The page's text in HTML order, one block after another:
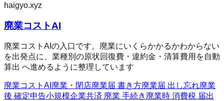
haigyo.xyz
廃業コストAI
廃業コストAIの入口です。廃業にいくらかかるかわからない
を出発点に、業種別の原状回復費・違約金・清算費用を自動
算出 へ進めるように整理しています
廃業コストAI 廃業・閉店廃業届 書き方廃業届 出し忘れ廃業
後 確定申告小規模企業共済 廃業 手続き 廃業時 消費税 届出